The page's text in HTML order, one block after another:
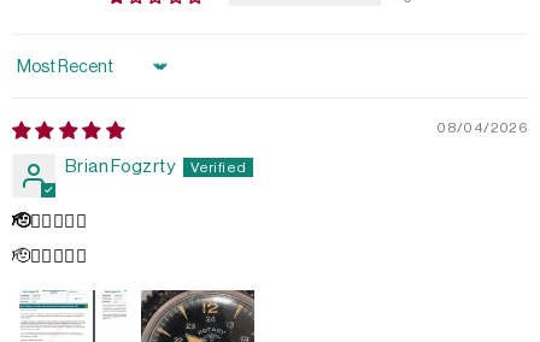
Sort by
08/04/2026
Brian Fogzrty
🫡👌🏻💥💥💥
🫡👌🏻💥💥💥